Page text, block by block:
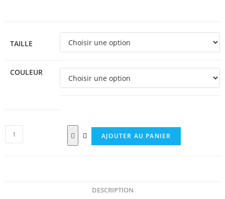
TAILLE
COULEUR
AJOUTER AU PANIER
DESCRIPTION